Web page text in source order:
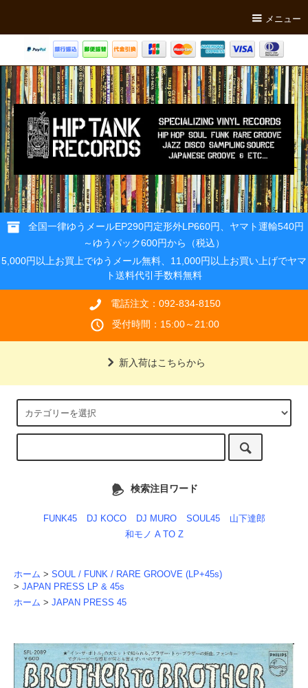
メニュー
全国一律ゆうメールEP290円定形外LP660円、ヤマト運輸540円
～ゆうパック600円から（税込）
5,000円以上お買上でゆうメール無料、11,000円以上お買い上げでヤマ
ト送料代引手数料無料
電話注文：092-834-8150
受付時間：15:00～21:00
新入荷はこちらから
検索注目ワード
FUNK45 DJ KOCO DJ MURO SOUL45
山下達郎
和モノ A TO Z
ホーム > SOUL / FUNK / RARE GROOVE (LP+45s)
> JAPAN PRESS LP & 45s
ホーム > JAPAN PRESS 45